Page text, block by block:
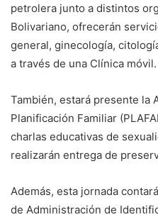
petrolera junto a distintos
Bolivariano, ofrecerán
general, ginecología,
a través de una Clínica móvil.
También, estará presente la
Planificación Familiar
charlas educativas de
realizarán entrega de
Además, esta jornada
de Administración de